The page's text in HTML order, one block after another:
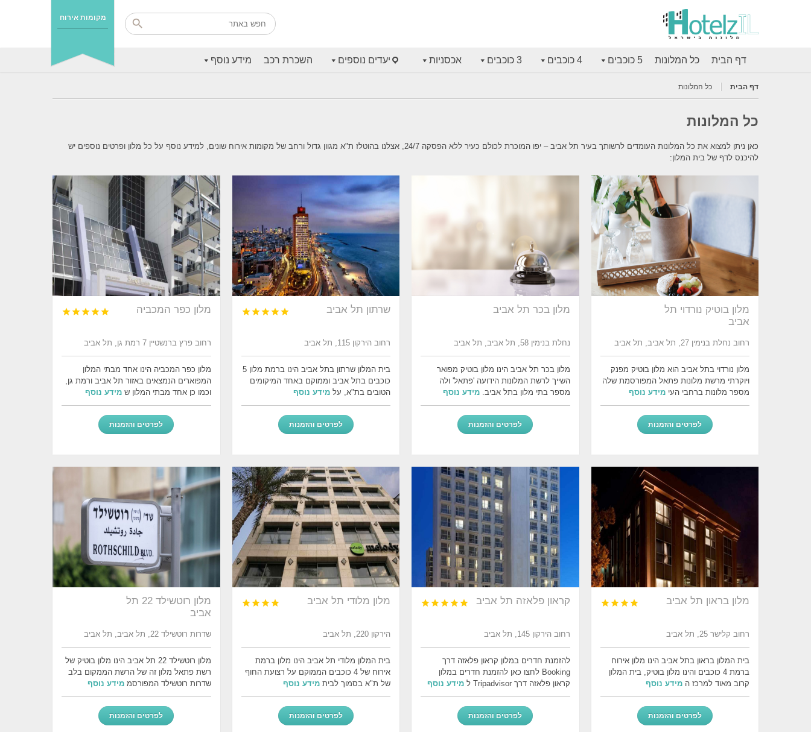
מקומות אירוח
דף הבית כל המלונות 5 כוכבים 4 כוכבים 3 כוכבים אכסניות יעדים נוספים השכרת רכב מידע נוסף
דף הבית כל המלונות
כל המלונות
כאן ניתן למצוא את כל המלונות העומדים לרשותך בעיר תל אביב – יפו המוכרת לכולם כעיר ללא הפסקה 24/7, אצלנו בהוטלז ת"א מגוון גדול ורחב של מקומות אירוח שונים, למידע נוסף על כל מלון ופרטים נוספים יש
להיכנס לדף של בית המלון:
מלון בוטיק נורדוי תל
אביב
רחוב נחלת בנימין 27, תל אביב, תל אביב
מלון נורדוי בתל אביב הוא מלון בוטיק מפנק
ויוקרתי מרשת מלונות פתאל המפורסמת שלה
מספר מלונות ברחבי העי מידע נוסף
לפרטים והזמנות
מלון בכר תל אביב
נחלת בנימין 58, תל אביב, תל אביב
מלון בכר תל אביב הינו מלון בוטיק מפואר
השייך לרשת המלונות הידועה 'פתאל' ולה
מספר בתי מלון בתל אביב.מידע נוסף
לפרטים והזמנות
שרתון תל אביב 




רחוב הירקון 115, תל אביב
בית המלון שרתון בתל אביב הינו ברמת מלון 5
כוכבים בתל אביב וממוקם באחד המיקומים
הטובים בת"א, על מידע נוסף
לפרטים והזמנות
מלון כפר המכביה 




רחוב פרץ ברנשטיין 7 רמת גן, תל אביב
מלון כפר המכביה הינו אחד מבתי המלון
המפוארים הנמצאים באזור תל אביב ורמת גן,
וכמו כן אחד מבתי המלון שמידע נוסף
לפרטים והזמנות
מלון בראון תל אביב 



רחוב קלישר 25, תל אביב
בית המלון בראון בתל אביב הינו מלון אירוח
ברמת 4 כוכבים והינו מלון בוטיק, בית המלון
קרוב מאוד למרכז ה מידע נוסף
לפרטים והזמנות
קראון פלאזה תל אביב 




רחוב הירקון 145, תל אביב
להזמנת חדרים במלון קראון פלאזה דרך
Booking לחצו כאן להזמנת חדרים במלון
קראון פלאזה דרך Tripadvisor ל
מידע נוסף
לפרטים והזמנות
מלון מלודי תל אביב 



הירקון 220, תל אביב
בית המלון מלודי תל אביב הינו מלון ברמת
אירוח של 4 כוכבים הממוקם על רצועת החוף
של ת"א בסמוך לבית מידע נוסף
לפרטים והזמנות
מלון רוטשילד 22 תל
אביב
שדרות רוטשילד 22, תל אביב, תל אביב
מלון רוטשילד 22 תל אביב הינו מלון בוטיק של
רשת פתאל מלון זה של הרשת הממקום בלב
שדרות רוטשילד המפורסממידע נוסף
לפרטים והזמנות